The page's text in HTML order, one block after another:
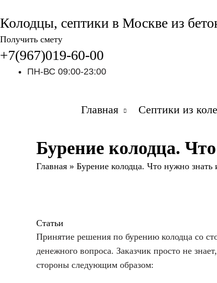
Колодцы, септики в Москве из
Получить смету
+7(967)019-60-00
ПН-ВС 09:00-23:00
Главная Септики из
Бурение колодца.
Главная » Бурение колодца. Что нужно знать
Статьи
Принятие решения по бурению колодца со
денежного вопроса. Заказчик просто не
стороны следующим образом: